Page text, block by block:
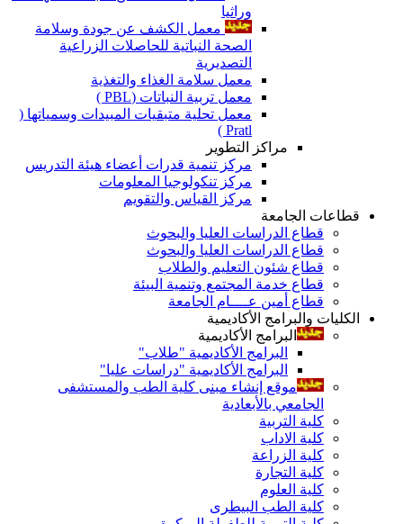
وراثيا
معمل الكشف عن جودة وسلامة
الصحة النباتية للحاصلات الزراعية
التصديرية
معمل سلامة الغذاء والتغذية
معمل تربية النباتات (PBL )
معمل تحلية متبقيات المبيدات وسمياتها (
Pratl )
مراكز التطوير
مركز تنمية قدرات أعضاء هيئة التدريس
مركز تنكولوجيا المعلومات
مركز القياس والتقويم
قطاعات الجامعة
قطاع الدراسات العليا والبحوث
قطاع الدراسات العليا والبحوث
قطاع شئون التعليم والطلاب
قطاع خدمة المجتمع وتنمية البيئة
قطاع أمين عــــام الجامعة
الكليات والبرامج الأكاديمية
البرامج الأكاديمية
البرامج الأكاديمية "طلاب"
البرامج الأكاديمية "دراسات عليا"
موقع إنشاء مبنى كلية الطب والمستشفى
الجامعي بالأبعادية
كلية التربية
كلية الاداب
كلية الزراعة
كلية التجارة
كلية العلوم
كلية الطب البيطرى